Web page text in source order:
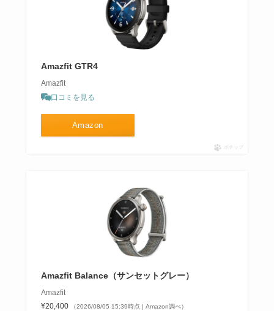
Amazfit GTR4
Amazfit
口コミを見る
Amazon
ポチップ
Amazfit Balance（サンセットグレー）
Amazfit
¥20,400
（2026/08/05 15:39時点 | Amazon調べ）